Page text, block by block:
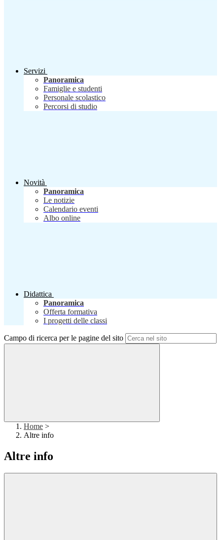
Servizi
Panoramica
Famiglie e studenti
Personale scolastico
Percorsi di studio
Novità
Panoramica
Le notizie
Calendario eventi
Albo online
Didattica
Panoramica
Offerta formativa
I progetti delle classi
Campo di ricerca per le pagine del sito
Home >
Altre info
Altre info